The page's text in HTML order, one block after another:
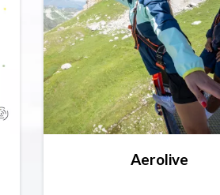
Aerolive